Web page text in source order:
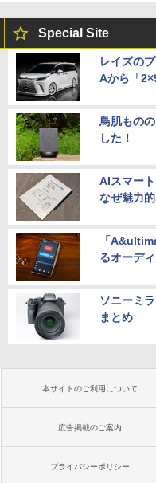
Special Site
レイズの
Aから「
鳥肌もの
した！
AIスマー
なぜ魅力
「
るオーデ
ソニーミ
まとめ
本サイトのご利用について
広告掲載のご案内
プライバシーポリシー